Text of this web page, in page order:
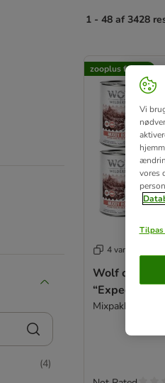
(4)
1 - 48 af 3428
zooplus favorit
4 varianter
Wolf of
“Expedition”
Mixpakke
Vi
vores